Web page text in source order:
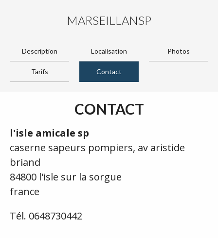
MARSEILLANSP
Description Localisation Photos
Tarifs Contact
CONTACT
l'isle amicale sp
caserne sapeurs pompiers, av aristide
briand
84800 l'isle sur la sorgue
france
Tél. 0648730442